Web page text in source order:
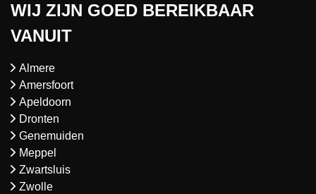
WIJ ZIJN GOED BEREIKBAAR
VANUIT
Almere
Amersfoort
Apeldoorn
Dronten
Genemuiden
Meppel
Zwartsluis
Zwolle